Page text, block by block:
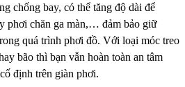
chống bay, có thể tăng độ dài để
phơi chăn ga màn,… đảm bảo giữ
quá trình phơi đồ. Với loại móc treo
bão thì bạn vẫn hoàn toàn an tâm
định trên giàn phơi.